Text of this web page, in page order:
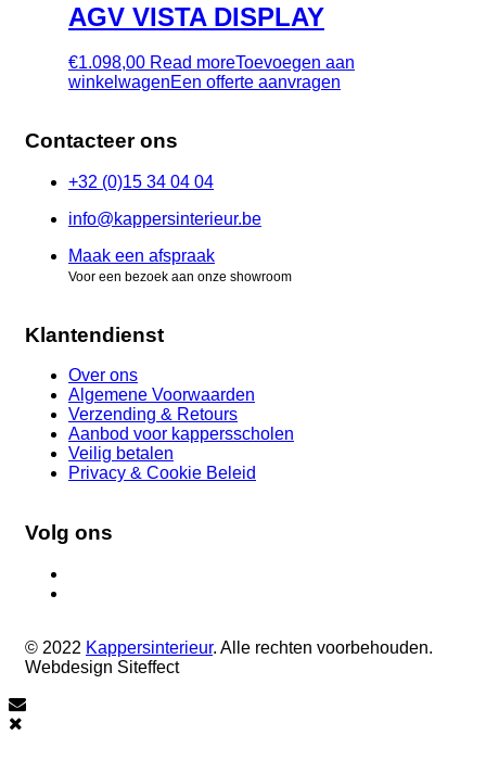
AGV VISTA DISPLAY
€1.098,00 Read moreToevoegen aan
winkelwagenEen offerte aanvragen
Contacteer ons
+32 (0)15 34 04 04
info@kappersinterieur.be
Maak een afspraak
Voor een bezoek aan onze showroom
Klantendienst
Over ons
Algemene Voorwaarden
Verzending & Retours
Aanbod voor kappersscholen
Veilig betalen
Privacy & Cookie Beleid
Volg ons
© 2022 Kappersinterieur. Alle rechten voorbehouden.
Webdesign Siteffect